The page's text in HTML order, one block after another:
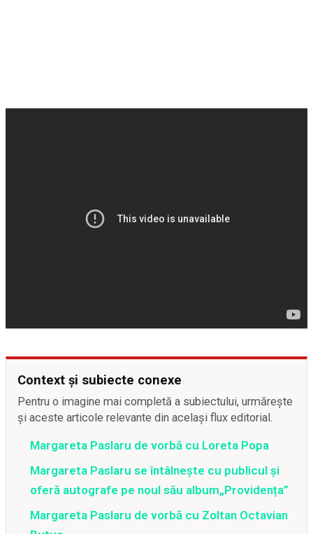
Context și subiecte conexe
Pentru o imagine mai completă a subiectului, urmărește
și aceste articole relevante din același flux editorial.
Margareta Paslaru de vorbă cu Loreta Popa
Margareta Paslaru se întâlnește cu publicul și
oferă autografe pe noul său album„Providența”
Margareta Paslaru de vorbă cu Zoltan Octavian